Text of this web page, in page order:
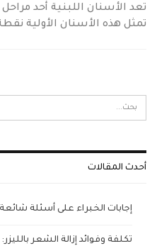
تعد الأسنان اللبنية أحد
تمثل هذه الأسنان الأولية
أحدث المقالات
إجابات الخبراء على أسئلة شائعة
تكلفة وفوائد إزالة الشعر